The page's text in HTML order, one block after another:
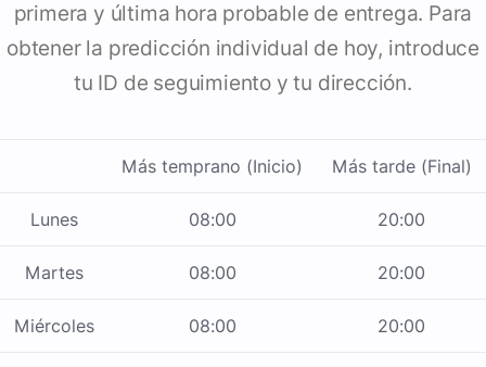
primera y última hora probable de entrega. Para
obtener la predicción individual de hoy, introduce
tu ID de seguimiento y tu dirección.
Más temprano (Inicio) Más tarde (Final)
Lunes 08:00 20:00
Martes 08:00 20:00
Miércoles 08:00 20:00